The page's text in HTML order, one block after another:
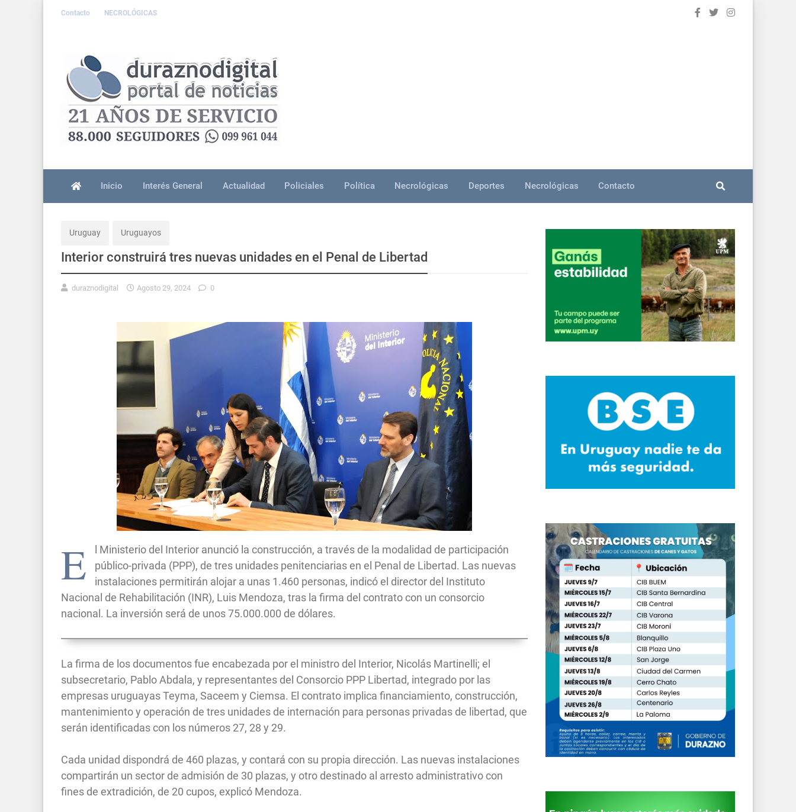
Contacto NECROLÓGICAS
Inicio Interés General Actualidad Policiales Política Necrológicas Deportes Necrológicas Contacto
Uruguay Uruguayos
Interior construirá tres nuevas unidades en el Penal de Libertad
duraznodigital Agosto 29, 2024 0
E
l Ministerio del Interior anunció la construcción, a través de la modalidad de participación
público-privada (PPP), de tres unidades penitenciarias en el Penal de Libertad. Las nuevas
instalaciones permitirán alojar a unas 1.460 personas, indicó el director del Instituto
Nacional de Rehabilitación (INR), Luis Mendoza, tras la firma del contrato con un consorcio
nacional. La inversión será de unos 75.000.000 de dólares.
La firma de los documentos fue encabezada por el ministro del Interior, Nicolás Martinelli; el
subsecretario, Pablo Abdala, y representantes del Consorcio PPP Libertad, integrado por las
empresas uruguayas Teyma, Saceem y Ciemsa. El contrato implica financiamiento, construcción,
mantenimiento y operación de tres unidades de internación para personas privadas de libertad, que
serán identificadas con los números 27, 28 y 29.
Cada unidad dispondrá de 460 plazas, y contará con su propia dirección. Las nuevas instalaciones
compartirán un sector de admisión de 30 plazas, y otro destinado al arresto administrativo con
fines de extradición, de 20 cupos, explicó Mendoza.